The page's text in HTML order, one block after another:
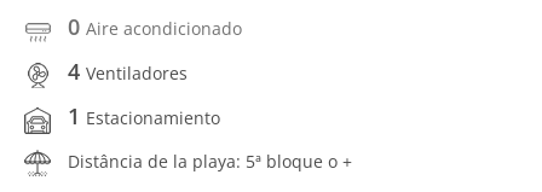
0 Aire acondicionado
4 Ventiladores
1 Estacionamiento
Distância de la playa: 5ª bloque o +